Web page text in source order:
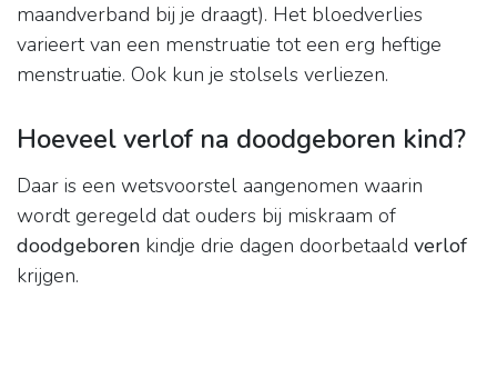
maandverband bij je draagt). Het bloedverlies
varieert van een menstruatie tot een erg heftige
menstruatie. Ook kun je stolsels verliezen.
Hoeveel verlof na doodgeboren kind?
Daar is een wetsvoorstel aangenomen waarin
wordt geregeld dat ouders bij miskraam of
doodgeboren kindje drie dagen doorbetaald verlof
krijgen.